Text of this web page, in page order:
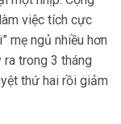
việc tích cực
mẹ ngủ nhiều hơn
trong 3 tháng
thứ hai rồi giảm